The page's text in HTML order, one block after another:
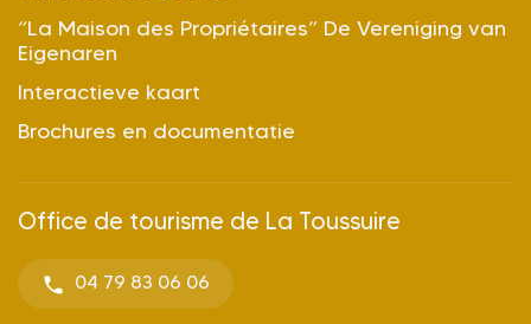
“La Maison des Propriétaires” De Vereniging van
Eigenaren
Interactieve kaart
Brochures en documentatie
Office de tourisme de La Toussuire
04 79 83 06 06